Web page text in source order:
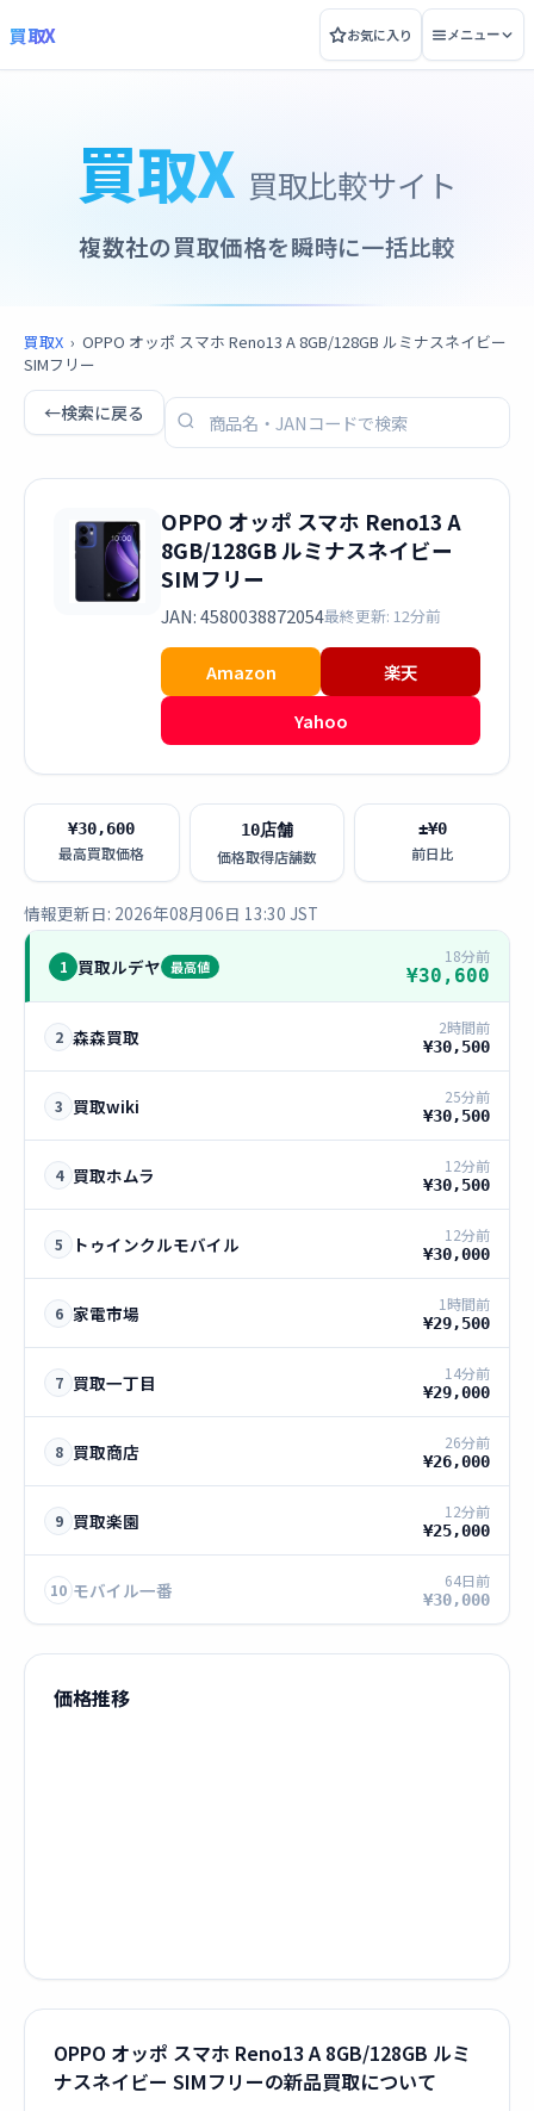
買取X お気に入り メニュー
買取X 買取比較サイト
複数社の買取価格を瞬時に一括比較
買取X › OPPO オッポ スマホ Reno13 A 8GB/128GB ルミナスネイビー
SIMフリー
←検索に戻る
OPPO オッポ スマホ Reno13 A
8GB/128GB ルミナスネイビー
SIMフリー
JAN: 4580038872054最終更新: 12分前
Amazon
楽天
Yahoo
¥30,600
最高買取価格
10店舗
価格取得店舗数
±¥0
前日比
情報更新日: 2026年08月06日 13:30 JST
1 買取ルデヤ 最高値
18分前
¥30,600
2 森森買取 2時間前
¥30,500
3 買取wiki 25分前
¥30,500
4 買取ホムラ 12分前
¥30,500
5 トゥインクルモバイル 12分前
¥30,000
6 家電市場 1時間前
¥29,500
7 買取一丁目 14分前
¥29,000
8 買取商店 26分前
¥26,000
9 買取楽園 12分前
¥25,000
10 モバイル一番 64日前
¥30,000
価格推移
OPPO オッポ スマホ Reno13 A 8GB/128GB ルミ
ナスネイビー SIMフリーの新品買取について